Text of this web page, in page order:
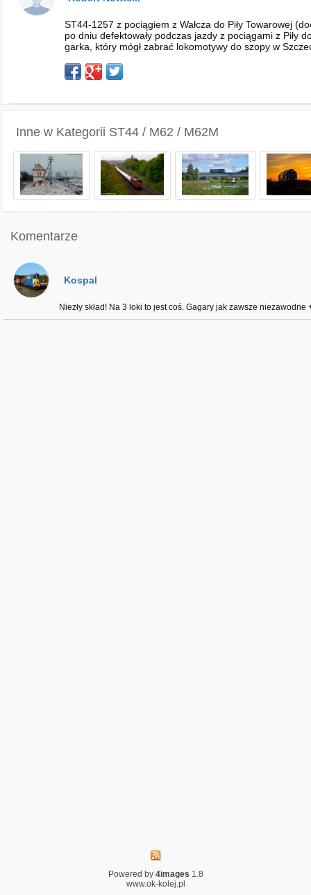
ST44-1257 z pociągiem z Wałcza do Piły Towarowej
po dniu defektowały podczas jazdy z pociągami z Piły
garka, który mógł zabrać lokomotywy do szopy w
Inne w Kategorii ST44 / M62 / M62M
Komentarze
Kospal
Niezły skład! Na 3 loki to jest coś. Gagary jak zawsze niezawodne
Powered by 4images 1.8
www.ok-kolej.pl